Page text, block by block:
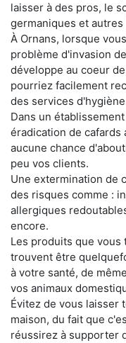
laisser à des pros, le
germaniques et
À Ornans, lorsque
problème d'invasion
développe au coeur
pourriez facilement
des services
Dans un
éradication de
aucune chance
peu vos clients.
Une extermination de
des risques comme :
allergiques
encore.
Les produits que vous
trouvent être
à votre santé, de
vos animaux
Évitez de vous laisser
maison, du fait que
réussirez à supporter